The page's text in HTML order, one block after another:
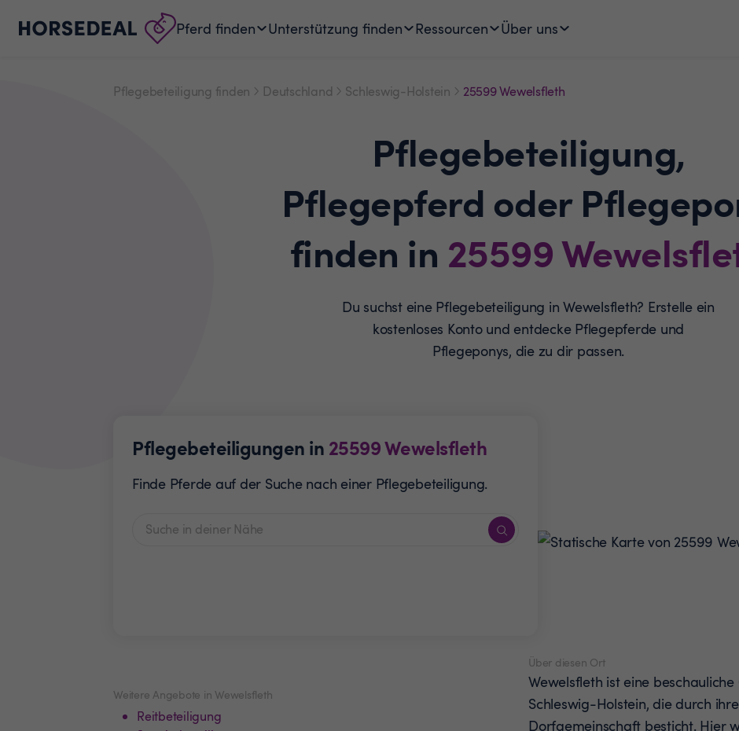
Pferd finden Unterstützung finden Ressourcen Über uns
Pflegebeteiligung finden Deutschland Schleswig-Holstein 25599 Wewelsfleth
Pflegebeteiligung,
Pflegepferd oder
finden in 25599
Du suchst eine Pflegebeteiligung in Wewelsfleth? Erstelle ein
kostenloses Konto und entdecke Pflegepferde und
Pflegeponys, die zu dir passen.
Pflegebeteiligungen in 25599Wewelsfleth
Finde Pferde auf der Suche nach einer Pflegebeteiligung.
Weitere Angebote in Wewelsfleth
Reitbeteiligung
Über diesen Ort
Wewelsfleth ist eine
Schleswig-Holstein, die durch
Dorfgemeinschaft besticht. Hier